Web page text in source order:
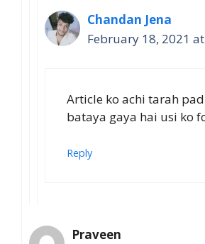
Chandan Jena
February 18, 2021
Article ko achi tarah
bataya gaya hai usi ko
Reply
Praveen